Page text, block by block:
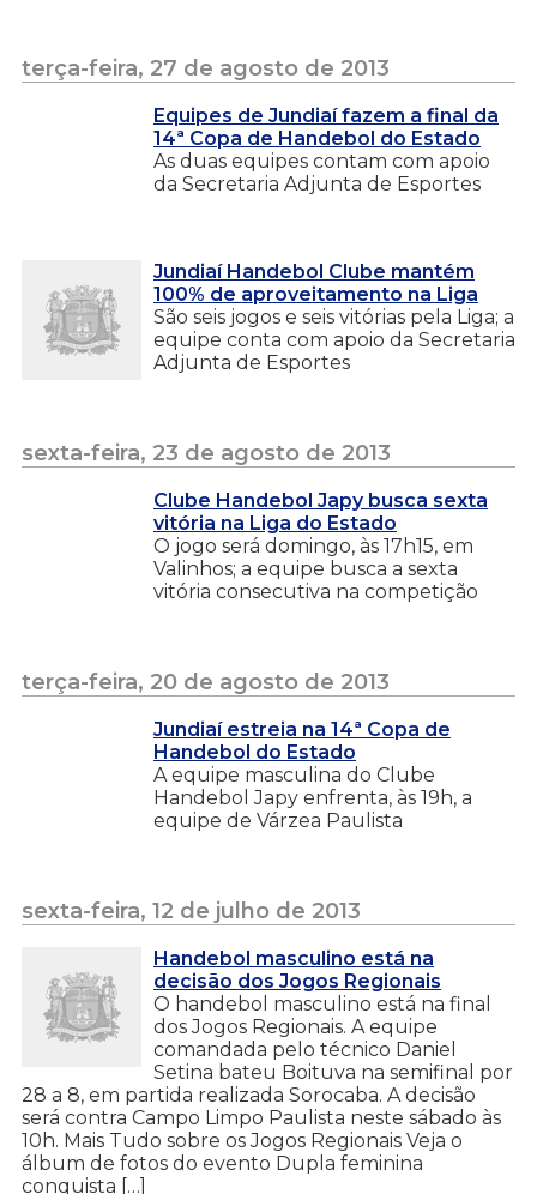
terça-feira, 27 de agosto de 2013
Equipes de Jundiaí fazem a final da
14ª Copa de Handebol do Estado
As duas equipes contam com apoio
da Secretaria Adjunta de Esportes
Jundiaí Handebol Clube mantém
100% de aproveitamento na Liga
São seis jogos e seis vitórias pela Liga; a
equipe conta com apoio da Secretaria
Adjunta de Esportes
sexta-feira, 23 de agosto de 2013
Clube Handebol Japy busca sexta
vitória na Liga do Estado
O jogo será domingo, às 17h15, em
Valinhos; a equipe busca a sexta
vitória consecutiva na competição
terça-feira, 20 de agosto de 2013
Jundiaí estreia na 14ª Copa de
Handebol do Estado
A equipe masculina do Clube
Handebol Japy enfrenta, às 19h, a
equipe de Várzea Paulista
sexta-feira, 12 de julho de 2013
Handebol masculino está na
decisão dos Jogos Regionais
O handebol masculino está na final
dos Jogos Regionais. A equipe
comandada pelo técnico Daniel
Setina bateu Boituva na semifinal por
28 a 8, em partida realizada Sorocaba. A decisão
será contra Campo Limpo Paulista neste sábado às
10h. Mais Tudo sobre os Jogos Regionais Veja o
álbum de fotos do evento Dupla feminina
conquista […]